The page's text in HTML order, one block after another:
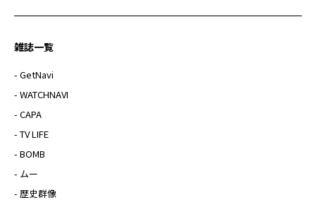
雑誌一覧
- GetNavi
- WATCHNAVI
- CAPA
- TV LIFE
- BOMB
- ムー
- 歴史群像